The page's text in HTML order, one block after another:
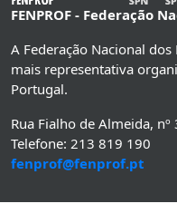
FENPROF - Federação
A Federação Nacional dos
mais representativa
Portugal.
Rua Fialho de Almeida,
Telefone: 213 819 190
fenprof@fenprof.pt